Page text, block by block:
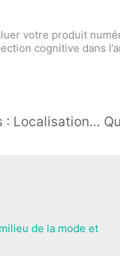
votre produit
cognitive dans
Comment attirer de nouveaux clients sur votre site multilingues : Localisation et SEO
de la mode et